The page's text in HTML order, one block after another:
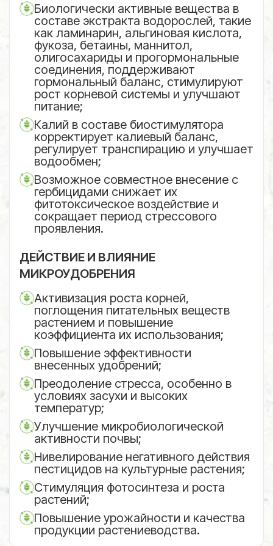
Биологически активные вещества в
составе экстракта водорослей, такие
как ламинарин, альгиновая кислота,
фукоза, бетаины, маннитол,
олигосахариды и прогормональные
соединения, поддерживают
гормональный баланс, стимулируют
рост корневой системы и улучшают
питание;
Калий в составе биостимулятора
корректирует калиевый баланс,
регулирует транспирацию и улучшает
водообмен;
Возможное совместное внесение с
гербицидами снижает их
фитотоксическое воздействие и
сокращает период стрессового
проявления.
ДЕЙСТВИЕ И ВЛИЯНИЕ
МИКРОУДОБРЕНИЯ
Активизация роста корней,
поглощения питательных веществ
растением и повышение
коэффициента их использования;
Повышение эффективности
внесенных удобрений;
Преодоление стресса, особенно в
условиях засухи и высоких
температур;
Улучшение микробиологической
активности почвы;
Нивелирование негативного действия
пестицидов на культурные растения;
Стимуляция фотосинтеза и роста
растений;
Повышение урожайности и качества
продукции растениеводства.